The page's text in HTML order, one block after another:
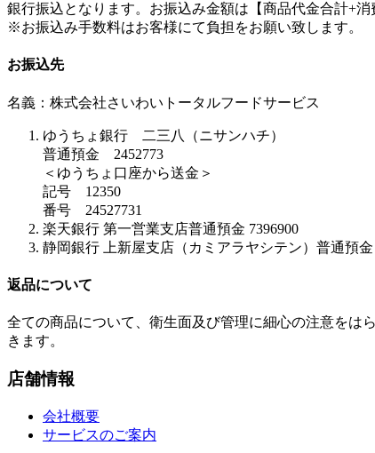
銀行振込となります。お振込み金額は 【商品代金合計+消
※お振込み手数料はお客様にて負担をお願い致します。
お振込先
名義：株式会社さいわいトータルフードサービス
ゆうちょ銀行 二三八（ニサンハチ）
普通預金 2452773
＜ゆうちょ口座から送金＞
記号 12350
番号 24527731
楽天銀行 第一営業支店普通預金 7396900
静岡銀行 上新屋支店（カミアラヤシテン）普通預
返品について
全ての商品について、衛生面及び管理に細心の注意をは
きます。
店舗情報
会社概要
サービスのご案内